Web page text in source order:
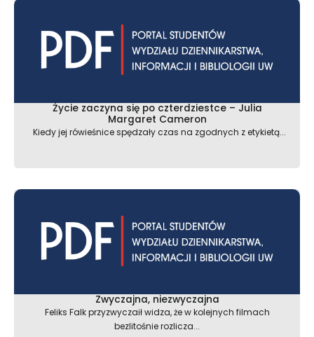
Życie zaczyna się po czterdziestce – Julia
Margaret Cameron
Kiedy jej rówieśnice spędzały czas na zgodnych z etykietą...
Zwyczajna, niezwyczajna
Feliks Falk przyzwyczaił widza, że w kolejnych filmach
bezlitośnie rozlicza...